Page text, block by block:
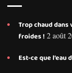
Trop chaud dans
froides ! 2 août
Est-ce que l’eau